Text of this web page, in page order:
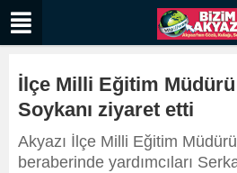
İlçe Milli Eğitim
Soykanı ziyaret etti
​​​​​​​Akyazı İlçe Milli Eğitim
beraberinde yardımcıları